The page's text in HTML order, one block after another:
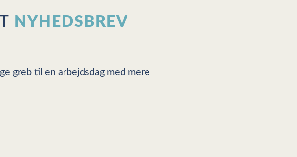
NYHEDSBREV
greb til en arbejdsdag med mere